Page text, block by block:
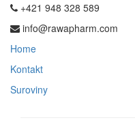
+421 948 328 589
info@rawapharm.com
Home
Kontakt
Suroviny